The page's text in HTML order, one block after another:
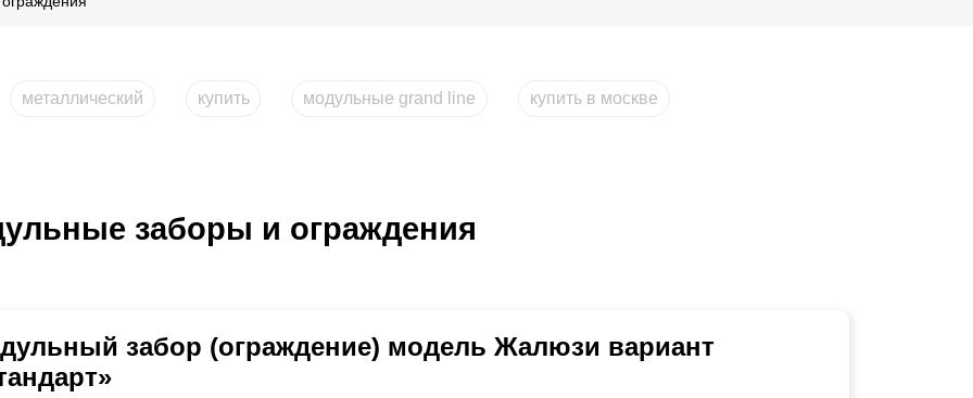
металлический купить модульные grand line купить в москве
заборы и ограждения
забор (ограждение) модель Жалюзи вариант